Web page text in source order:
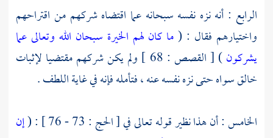
الرابع : أنه نزه نفسه سبحانه عما اقتضاه شركهم من اقتراحهم
واختيارهم فقال : (ما كان لهم الخيرة سبحان الله وتعالى عما
يشركون
) [ القصص : 68 ] ولم يكن شركهم مقتضيا لإثبات
خالق سواه حتى نزه نفسه عنه ، فتأمله فإنه في غاية اللطف .
الخامس : أن هذا نظير قوله تعالى في [ الحج : 73 - 76 ] : (
إن